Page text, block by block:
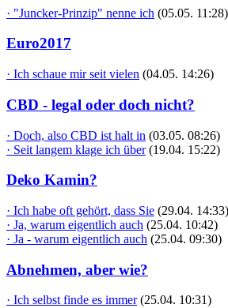
· "Juncker-Prinzip" nenne ich (05.05. 11:28)
Euro2017
· Ich schaue mir seit vielen (04.05. 14:26)
CBD - legal oder doch nicht?
· Doch, also CBD ist halt in (03.05. 08:26)
· Seit langem klage ich über (19.04. 15:22)
Deko Kamin?
· Ich habe oft gehört, dass Sie (29.04. 14:33)
· Ja, warum eigentlich auch (25.04. 10:42)
· Ja - warum eigentlich auch (25.04. 09:30)
Abnehmen, aber wie?
· Ich selbst finde es immer (25.04. 10:31)